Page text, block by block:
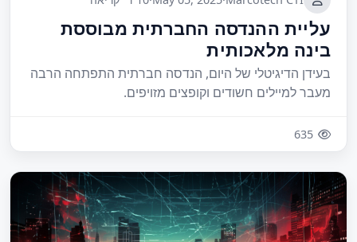
עליית ההנדסה החברתית מבוססת
בינה מלאכותית
בעידן הדיגיטלי של היום, הנדסה חברתית התפתחה הרבה
מעבר למיילים חשודים וקופצים מזויפים.
635